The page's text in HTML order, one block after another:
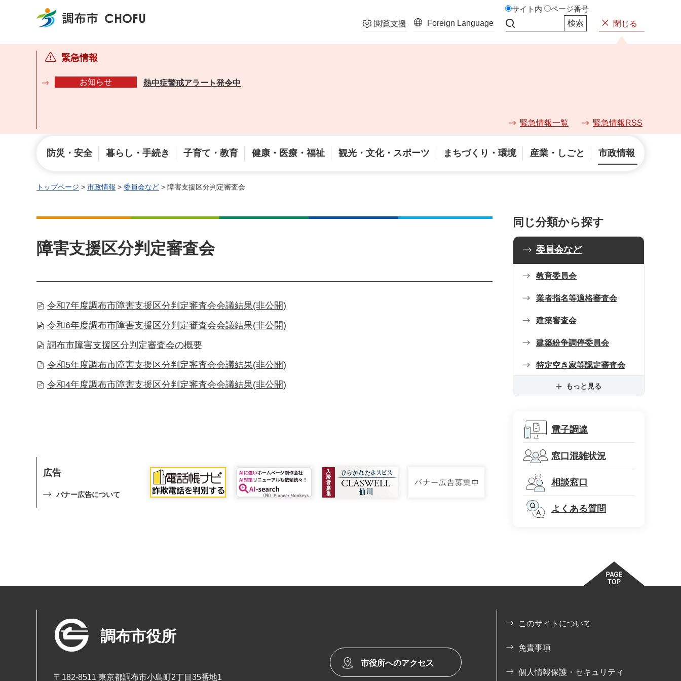
調布市 閲覧支援 Foreign Language
サイト内 ページ番号
閉じる
緊急情報
お知らせ 熱中症警戒アラート発令中
緊急情報一覧 緊急情報RSS
防災・安全 暮らし・手続き 子育て・教育 健康・医療・福祉 観光・文化・スポーツ まちづくり・環境 産業・しごと 市政情報
トップページ > 市政情報 > 委員会など > 障害支援区分判定審査会
障害支援区分判定審査会
令和7年度調布市障害支援区分判定審査会会議結果(非公開)
令和6年度調布市障害支援区分判定審査会会議結果(非公開)
調布市障害支援区分判定審査会の概要
令和5年度調布市障害支援区分判定審査会会議結果(非公開)
令和4年度調布市障害支援区分判定審査会会議結果(非公開)
広告
バナー広告について
同じ分類から探す
委員会など
教育委員会
業者指名等適格審査会
建築審査会
建築紛争調停委員会
特定空き家等認定審査会
もっと見る
電子調達
窓口混雑状況
相談窓口
よくある質問
調布市役所
〒182-8511 東京都調布市小島町2丁目35番地1
市役所へのアクセス
このサイトについて
免責事項
個人情報保護・セキュリティ